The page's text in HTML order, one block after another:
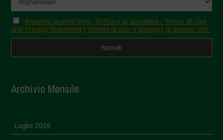
Inviando questo form, dichiaro di accettare i Terms of Use
and Privacy Statement (Termini di uso e privacy) di questo sito.
Archivio Mensile
Luglio 2026